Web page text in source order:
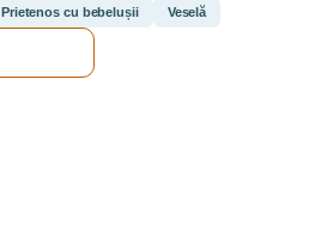
Prietenos cu bebelușii Veselă